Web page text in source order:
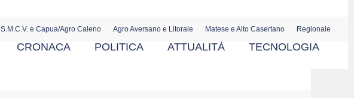
S.M.C.V. e Capua/Agro Caleno Agro Aversano e Litorale Matese e Alto Casertano Regionale
CRONACA POLITICA ATTUALITÀ TECNOLOGIA